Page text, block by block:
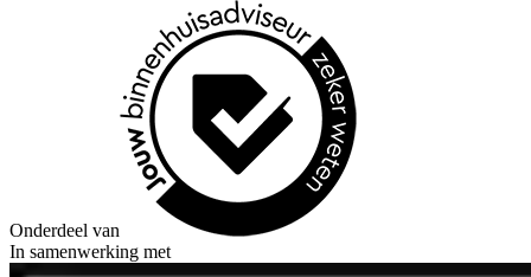
Onderdeel van
In samenwerking met